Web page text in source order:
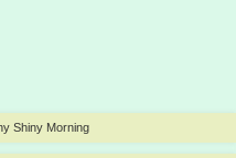
Shiny Morning